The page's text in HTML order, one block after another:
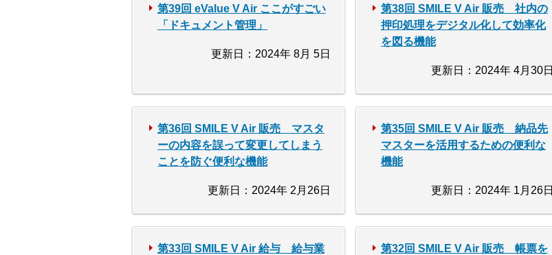
第39回 eValue V Air ここがすごい
「ドキュメント管理」
更新日：2024年 8月 5日
第38回 SMILE V Air 販売 社内の
押印処理をデジタル化して効率化
を図る機能
更新日：2024年 4月30日
第36回 SMILE V Air 販売 マスタ
ーの内容を誤って変更してしまう
ことを防ぐ便利な機能
更新日：2024年 2月26日
第35回 SMILE V Air 販売 納品先
マスターを活用するための便利な
機能
更新日：2024年 1月26日
第33回 SMILE V Air 給与 給与業
第32回 SMILE V Air 販売 帳票を